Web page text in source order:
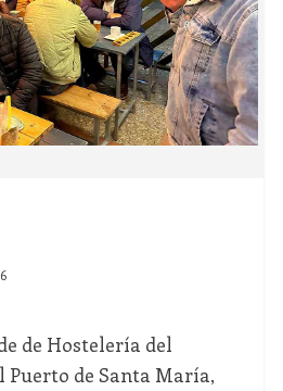
de Hostelería del
de Santa María,